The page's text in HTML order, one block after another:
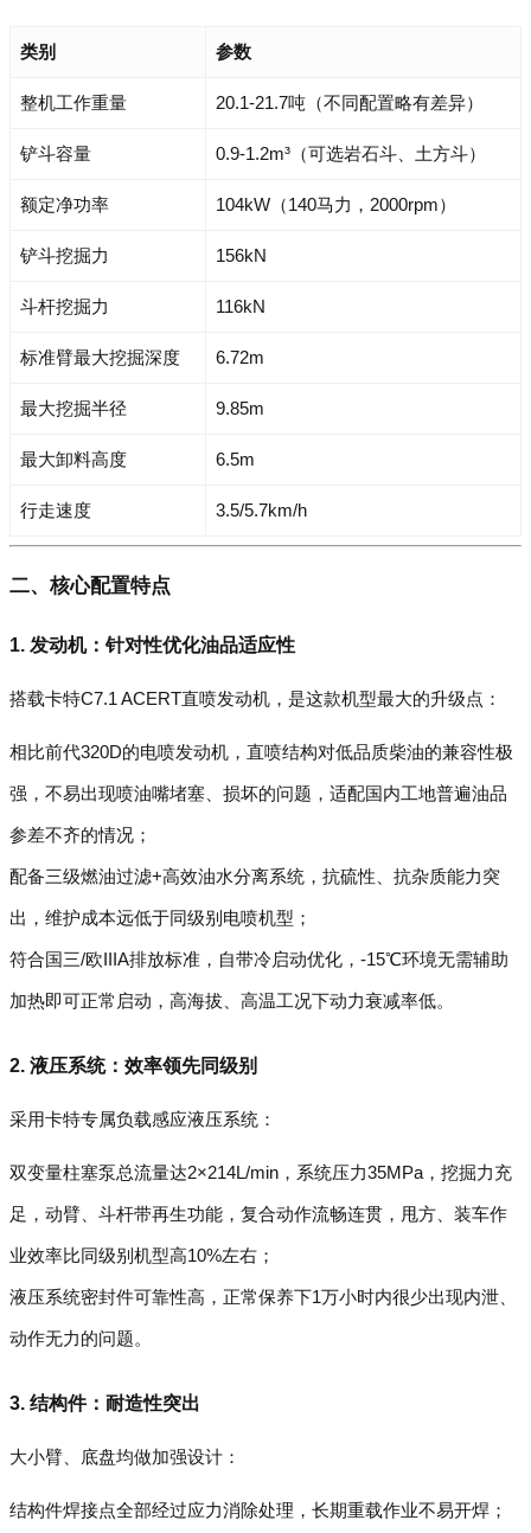
类别 参数
整机工作重量 20.1-21.7吨（不同配置略有差异）
铲斗容量 0.9-1.2m³（可选岩石斗、土方斗）
额定净功率 104kW（140马力，2000rpm）
铲斗挖掘力 156kN
斗杆挖掘力 116kN
标准臂最大挖掘深度 6.72m
最大挖掘半径 9.85m
最大卸料高度 6.5m
行走速度 3.5/5.7km/h
二、核心配置特点
1. 发动机：针对性优化油品适应性
搭载卡特C7.1 ACERT直喷发动机，是这款机型最大的升级点：
相比前代320D的电喷发动机，直喷结构对低品质柴油的兼容性极
强，不易出现喷油嘴堵塞、损坏的问题，适配国内工地普遍油品
参差不齐的情况；
配备三级燃油过滤+高效油水分离系统，抗硫性、抗杂质能力突
出，维护成本远低于同级别电喷机型；
符合国三/欧IIIA排放标准，自带冷启动优化，-15℃环境无需辅助
加热即可正常启动，高海拔、高温工况下动力衰减率低。
2. 液压系统：效率领先同级别
采用卡特专属负载感应液压系统：
双变量柱塞泵总流量达2×214L/min，系统压力35MPa，挖掘力充
足，动臂、斗杆带再生功能，复合动作流畅连贯，甩方、装车作
业效率比同级别机型高10%左右；
液压系统密封件可靠性高，正常保养下1万小时内很少出现内泄、
动作无力的问题。
3. 结构件：耐造性突出
大小臂、底盘均做加强设计：
结构件焊接点全部经过应力消除处理，长期重载作业不易开焊；